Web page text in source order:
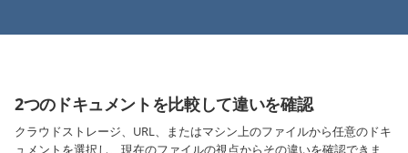
2つのドキュメントを比較して違いを確認
クラウドストレージ、URL、またはマシン上のファイルから任意のドキ
ュメントを選択し、現在のファイルの視点からその違いを確認できま